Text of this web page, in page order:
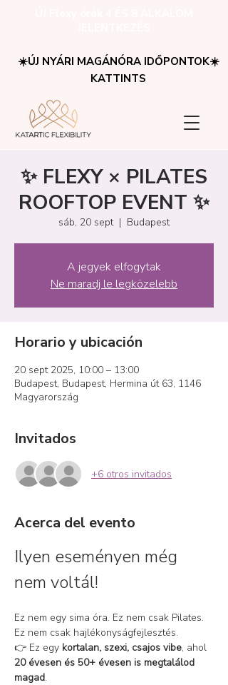
☀️ÚJ NYÁRI MAGÁNÓRA IDŐPONTOK☀️
KATTINTS
✨ FLEXY × PILATES
ROOFTOP EVENT ✨
sáb, 20 sept
  |
Budapest
A jegyek elfogytak
Ne maradj le legközelebb
Horario y ubicación
20 sept 2025, 10:00 – 13:00
Budapest, Budapest, Hermina út 63, 1146
Magyarország
Invitados
+6 otros invitados
Acerca del evento
Ilyen eseményen még
nem voltál!
Ez nem egy sima óra. Ez nem csak Pilates.
Ez nem csak hajlékonyságfejlesztés.
👉 Ez egy kortalan, szexi, csajos vibe, ahol
20 évesen és 50+ évesen is megtalálod
magad.